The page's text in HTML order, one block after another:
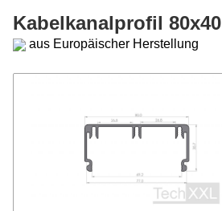
Kabelkanalprofil 80x40
aus Europäischer Herstellung